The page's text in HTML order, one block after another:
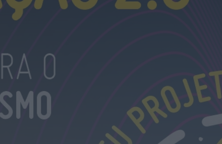
Rádio Caria
Campanha de vacinação antirrábica decorre
no concelho de Penamacor
HOJE, 0:15